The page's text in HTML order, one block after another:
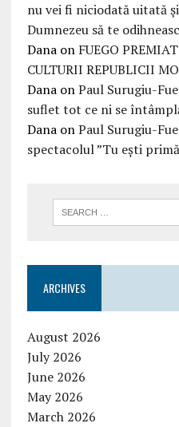
nu vei fi niciodată uitată
Dumnezeu să te
Danaon FUEGO
CULTURII REPUBLICII
DanaonPaul Surugiu-
suflet tot ce ni se
DanaonPaul Surugiu-
spectacolul ”Tu ești
ARCHIVES
August 2026
July 2026
June 2026
May 2026
March 2026